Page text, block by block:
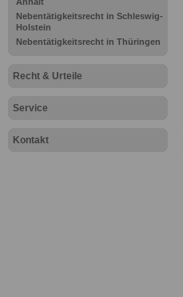
Nebentätigkeitsrecht in Schleswig-
Holstein
Nebentätigkeitsrecht in Thüringen
Recht & Urteile
Service
Kontakt